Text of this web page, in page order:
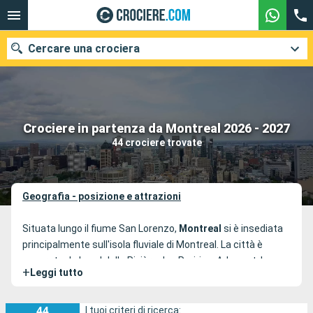
Crociere in partenza da Montreal 2026 - 2027
44 crociere trovate
Cercare una crociera
Le nostre destinazioni
Mesi di partenza
Ricerca
Geografia - posizione e attrazioni
Situata lungo il fiume San Lorenzo, Montreal si è insediata
principalmente sull'isola fluviale di Montreal. La città è
separata da Laval dalla Rivière des Prairies. Ad ovest, le sue
coste sono bagnate dal Lago delle Due Montagne e a sud
Lorenzo è il punto di transito e di partenza per molte
+ Leggi tutto
I tuoi criteri di ricerca: